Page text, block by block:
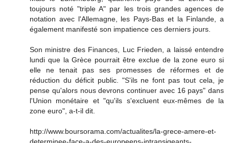
toujours noté "triple A" par les trois grandes agences de
notation avec l'Allemagne, les Pays-Bas et la Finlande, a
également manifesté son impatience ces derniers jours.
Son ministre des Finances, Luc Frieden, a laissé entendre
lundi que la Grèce pourrait être exclue de la zone euro si
elle ne tenait pas ses promesses de réformes et de
réduction du déficit public. "S'ils ne font pas tout cela, je
pense qu'alors nous devrons continuer avec 16 pays" dans
l'Union monétaire et "qu'ils s'excluent eux-mêmes de la
zone euro", a-t-il dit.
http://www.boursorama.com/actualites/la-grece-amere-et-
determinee-face-a-des-europeens-intransigeants-